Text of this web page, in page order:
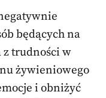
będących na
trudności w
żywieniowego
i obniżyć